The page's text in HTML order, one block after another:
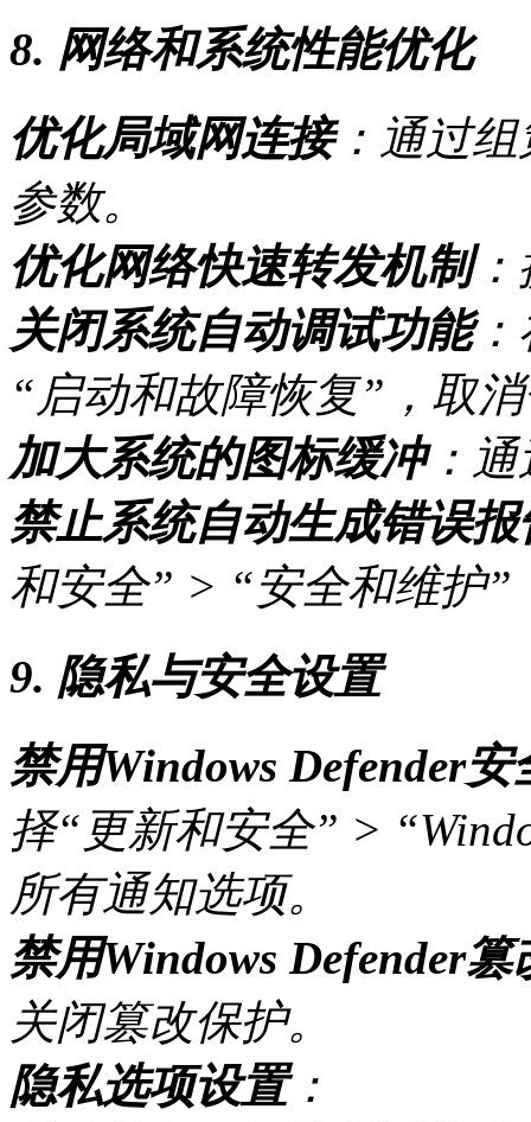
8. 网络和系统性能优化
优化局域网连接：通过
参数。
优化网络快速转发机制：
关闭系统自动调试功能：
“启动和故障恢复”，取
加大系统的图标缓冲：通
禁止系统自动生成错误报
和安全” > “安全和维护”
9. 隐私与安全设置
禁用Windows Defender
择“更新和安全” >
所有通知选项。
禁用Windows Defender篡
关闭篡改保护。
隐私选项设置：